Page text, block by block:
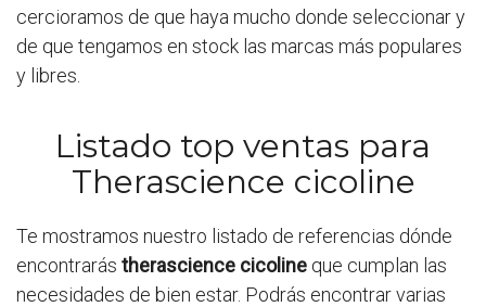
cercioramos de que haya mucho donde seleccionar y
de que tengamos en stock las marcas más populares
y libres.
Listado top ventas para
Therascience cicoline
Te mostramos nuestro listado de referencias dónde
encontrarás therascience cicoline que cumplan las
necesidades de bien estar. Podrás encontrar varias